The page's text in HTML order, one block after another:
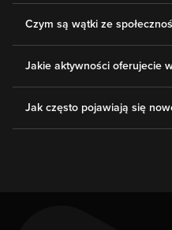
Czym są wątki ze
Jakie aktywności oferujecie
Jak często pojawiają się